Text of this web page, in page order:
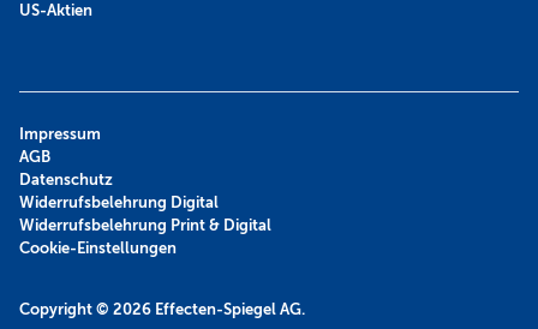
US-Aktien
Copyright © 2026 Effecten-Spiegel AG.
Impressum
AGB
Datenschutz
Widerrufsbelehrung Digital
Widerrufsbelehrung Print & Digital
Cookie-Einstellungen